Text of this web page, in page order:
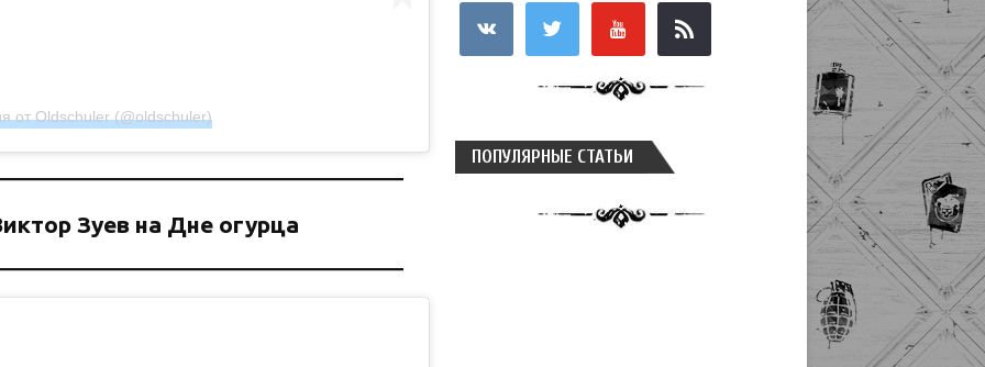
от Oldschuler (@oldschuler)
Зуев на Дне огурца
ПОПУЛЯРНЫЕ СТАТЬИ